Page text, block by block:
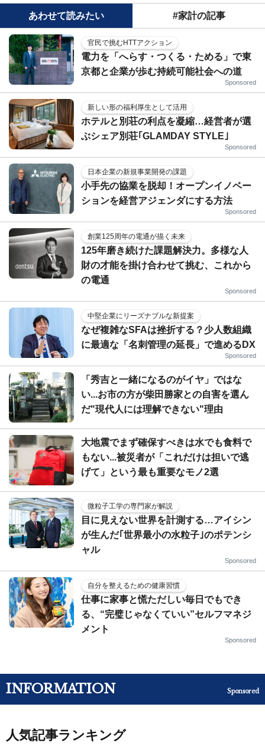
あわせて読みたい #家計の記事
官民で挑むHTTアクション
電力を「へらす・つくる・ためる」で東
京都と企業が歩む持続可能社会への道
Sponsored
新しい形の福利厚生として活用
ホテルと別荘の利点を凝縮…経営者が選
ぶシェア別荘｢GLAMDAY STYLE｣
Sponsored
日本企業の新規事業開発の課題
小手先の協業を脱却！オープンイノベー
ションを経営アジェンダにする方法
Sponsored
創業125周年の電通が描く未来
125年磨き続けた課題解決力。多様な人
財の才能を掛け合わせて挑む、これから
の電通
Sponsored
中堅企業にリーズナブルな新提案
なぜ複雑なSFAは挫折する？少人数組織
に最適な「名刺管理の延長」で進めるDX
Sponsored
「秀吉と一緒になるのがイヤ」ではな
い...お市の方が柴田勝家との自害を選ん
だ"現代人には理解できない"理由
大地震でまず確保すべきは水でも食料で
もない...被災者が「これだけは担いで逃
げて」という最も重要なモノ2選
微粒子工学の専門家が解説
目に見えない世界を計測する…アイシン
が生んだ｢世界最小の水粒子｣のポテンシ
ャル
Sponsored
自分を整えるための健康習慣
仕事に家事と慌ただしい毎日でもでき
る、“完璧じゃなくていい”セルフマネジ
メント
Sponsored
INFORMATION Sponsored
人気記事ランキング